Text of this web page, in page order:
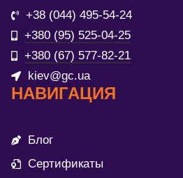
+38 (044) 495-54-24
+380 (95) 525-04-25
+380 (67) 577-82-21
kiev@gc.ua
НАВИГАЦИЯ
Блог
Сертификаты